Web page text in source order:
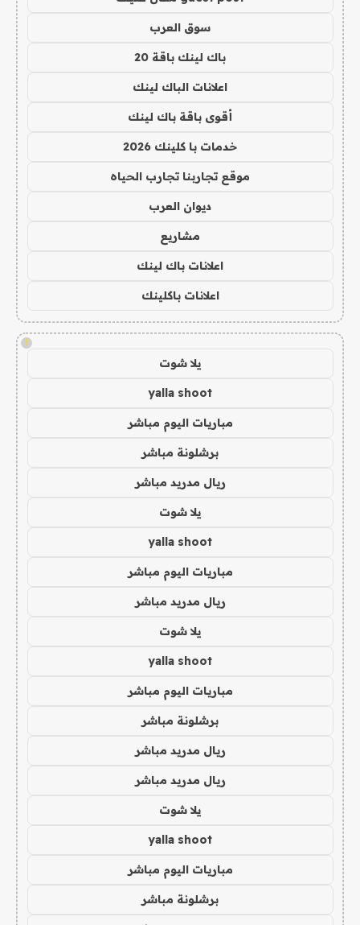
سوق العرب
باك لينك باقة 20
اعلانات الباك لينك
أقوى باقة باك لينك
خدمات با كلينك 2026
موقع تجاربنا تجارب الحياه
ديوان العرب
مشاريع
اعلانات باك لينك
اعلانات باكلينك
!
يلا شوت
yalla shoot
مباريات اليوم مباشر
برشلونة مباشر
ريال مدريد مباشر
يلا شوت
yalla shoot
مباريات اليوم مباشر
ريال مدريد مباشر
يلا شوت
yalla shoot
مباريات اليوم مباشر
برشلونة مباشر
ريال مدريد مباشر
ريال مدريد مباشر
يلا شوت
yalla shoot
مباريات اليوم مباشر
برشلونة مباشر